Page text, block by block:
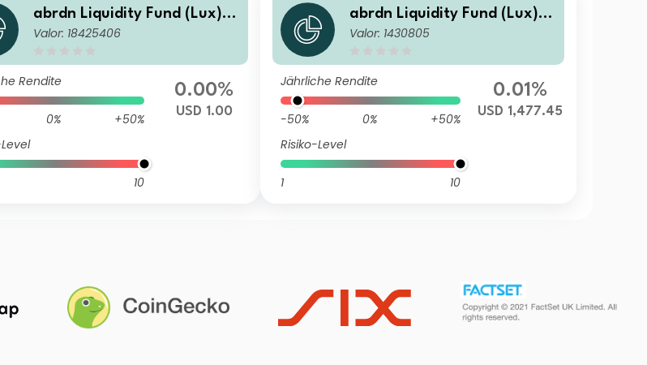
abrdn Liquidity Fund (Lux) -
US Dollar Fund K-1 Inc USD
Valor: 18425406
Rendite
0%
+50%
10
0.00%
USD 1.00
abrdn Liquidity Fund (Lux) -
US Dollar Fund Z-2 Acc USD
Valor: 1430805
Jährliche Rendite
-50% 0%
+50%
Risiko-Level
1 10
0.01%
USD 1,477.45